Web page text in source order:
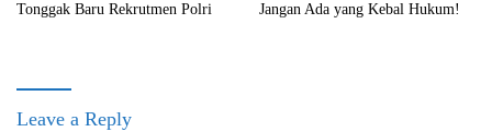
Tonggak Baru Rekrutmen Polri
Jangan Ada yang Kebal Hukum!
Leave a Reply